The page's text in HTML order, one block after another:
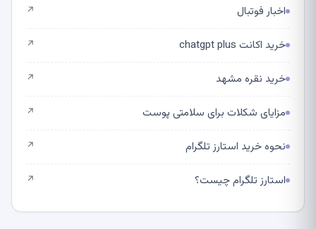
اخبار فوتبال ↗
خرید اکانت chatgpt plus ↗
خرید نقره مشهد ↗
مزایای شکلات برای سلامتی پوست ↗
نحوه خرید استارز تلگرام ↗
استارز تلگرام چیست؟ ↗